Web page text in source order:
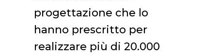
progettazione che lo
hanno prescritto per
realizzare più di 20.000